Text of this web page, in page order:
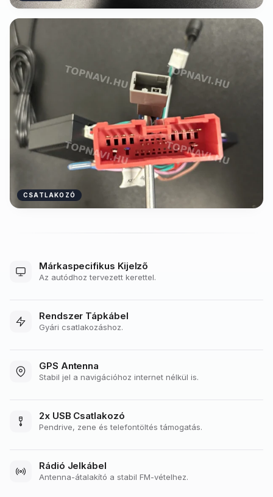
CSATLAKOZÓ
Márkaspecifikus Kijelző
Az autódhoz tervezett kerettel.
Rendszer Tápkábel
Gyári csatlakozáshoz.
GPS Antenna
Stabil jel a navigációhoz internet nélkül is.
2x USB Csatlakozó
Pendrive, zene és telefontöltés támogatás.
Rádió Jelkábel
Antenna-átalakító a stabil FM-vételhez.